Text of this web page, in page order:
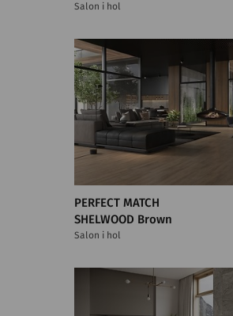
Salon i hol
PERFECT MATCH
SHELWOOD Brown
Salon i hol